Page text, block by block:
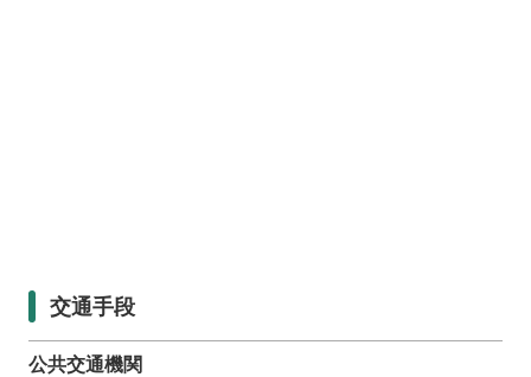
交通手段
公共交通機関